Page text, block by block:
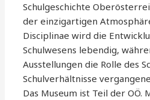
Schulgeschichte
der einzigartigen
Disciplinae wird die
Schulwesens lebendig,
Ausstellungen die Rolle des
Schulverhältnisse
Das Museum ist Teil der OÖ.